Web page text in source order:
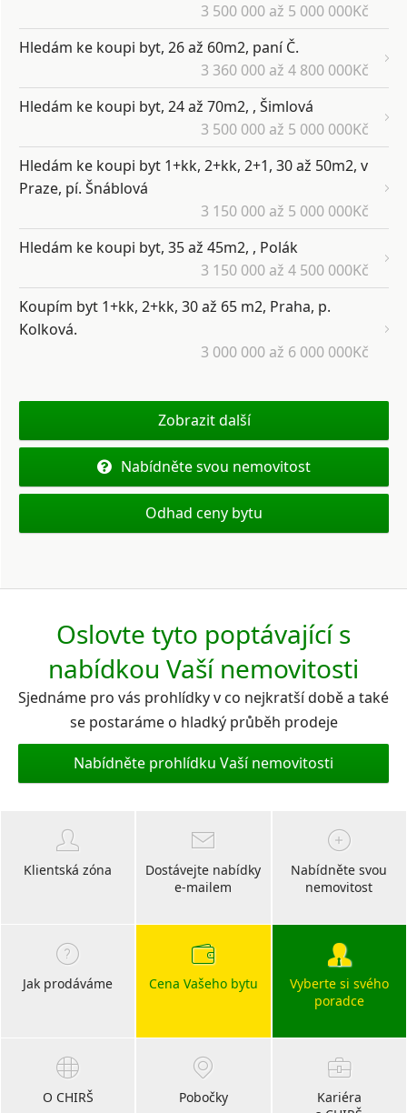
3 500 000 až 5 000 000Kč
Hledám ke koupi byt, 26 až 60m2, paní Č.
3 360 000 až 4 800 000Kč
Hledám ke koupi byt, 24 až 70m2, , Šimlová
3 500 000 až 5 000 000Kč
Hledám ke koupi byt 1+kk, 2+kk, 2+1, 30 až 50m2, v
Praze, pí. Šnáblová
3 150 000 až 5 000 000Kč
Hledám ke koupi byt, 35 až 45m2, , Polák
3 150 000 až 4 500 000Kč
Koupím byt 1+kk, 2+kk, 30 až 65 m2, Praha, p.
Kolková.
3 000 000 až 6 000 000Kč
Zobrazit další
Nabídněte svou nemovitost
Odhad ceny bytu
Oslovte tyto poptávající s
nabídkou Vaší nemovitosti
Sjednáme pro vás prohlídky v co nejkratší době a také
se postaráme o hladký průběh prodeje
Nabídněte prohlídku Vaší nemovitosti
Klientská zóna
Dostávejte nabídky
e-mailem
Nabídněte svou
nemovitost
Jak prodáváme Cena Vašeho bytu
Vyberte si svého
poradce
O CHIRŠ Pobočky
Kariéra